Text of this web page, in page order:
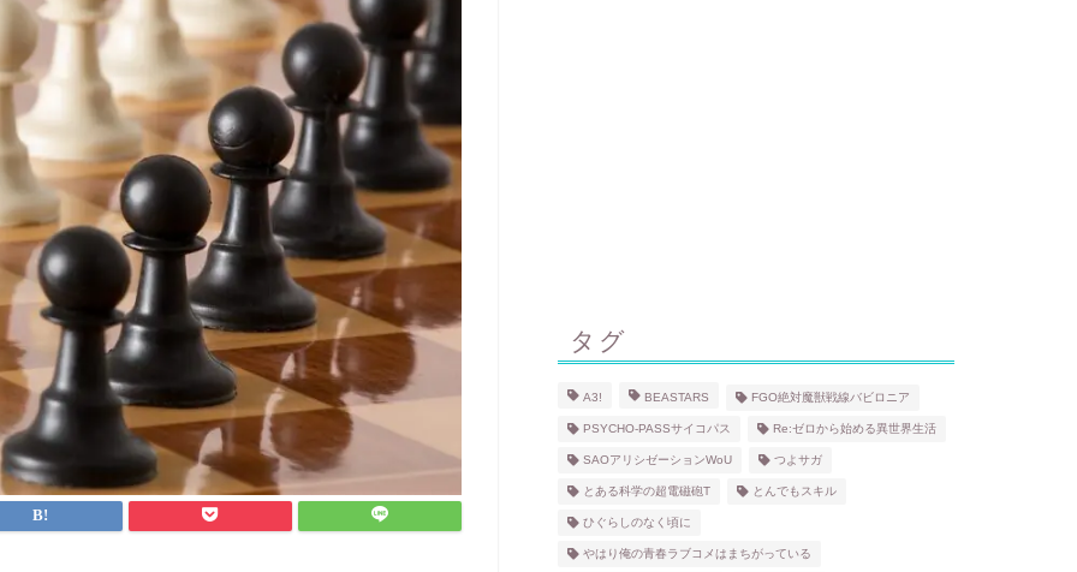
タグ
A3! BEASTARS FGO絶対魔獣戦線バビロニア
PSYCHO-PASSサイコパス Re:ゼロから始める異世界生活
SAOアリシゼーションWoU つよサガ
とある科学の超電磁砲T とんでもスキル
ひぐらしのなく頃に
やはり俺の青春ラブコメはまちがっている